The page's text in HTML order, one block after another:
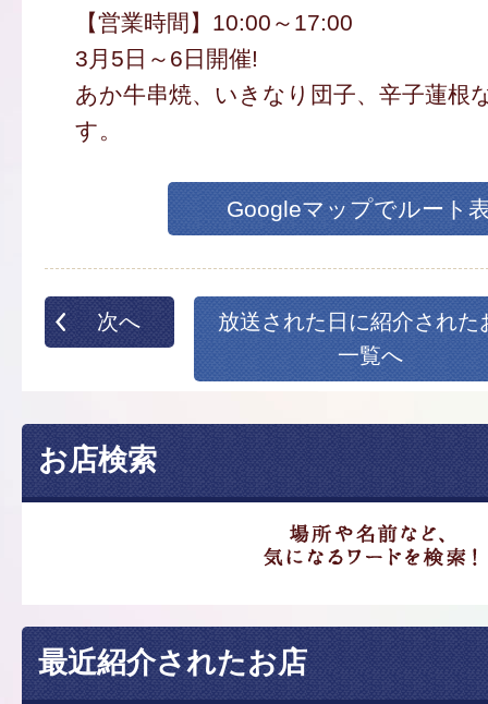
【営業時間】10:00～17:00
3月5日～6日開催!
あか牛串焼、いきなり団子、辛子蓮根
す。
Googleマップでルート
次へ
放送された日に紹介された
一覧へ
お店検索
最近紹介されたお店